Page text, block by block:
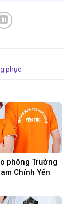
phục
phông Trường
Chính Yến